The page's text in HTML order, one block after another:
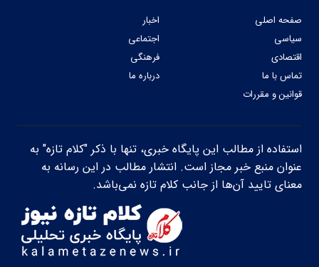
صفحه اصلی
اخبار
سیاسی
اجتماعی
اقتصادی
فرهنگی
تماس با ما
درباره ما
قوانین و مقررات
استفاده از مطالب این پایگاه خبری، تنها با ذکر "کلام تازه" به
عنوان منبع خبر مجاز است. انتشار مطالب در این رسانه به
معنای تایید آن‌ها از جانب کلام تازه نمی‌باشد.